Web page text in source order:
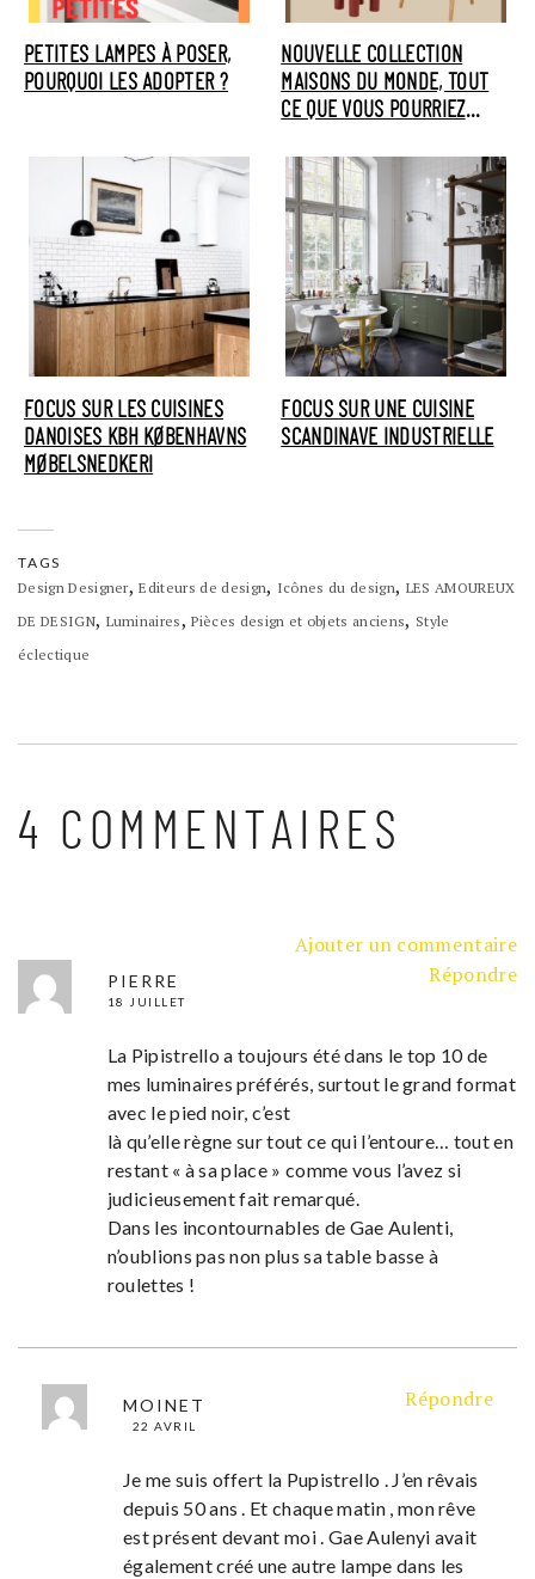
PETITES LAMPES À POSER,
POURQUOI LES ADOPTER ?
NOUVELLE COLLECTION
MAISONS DU MONDE, TOUT
CE QUE VOUS POURRIEZ
FOCUS SUR LES CUISINES
DANOISES KBH KØBENHAVNS
MØBELSNEDKERI
FOCUS SUR UNE CUISINE
SCANDINAVE INDUSTRIELLE
TAGS
Design Designer,Editeurs de design, Icônes du design, LES AMOUREUX
DE DESIGN, Luminaires,Pièces design et objets anciens, Style
éclectique
4 COMMENTAIRES
Ajouter un commentaire
PIERRE
18 JUILLET
Répondre
La Pipistrello a toujours été dans le top 10 de
mes luminaires préférés, surtout le grand format
avec le pied noir, c’est
là qu’elle règne sur tout ce qui l’entoure… tout en
restant « à sa place » comme vous l’avez si
judicieusement fait remarqué.
Dans les incontournables de Gae Aulenti,
n’oublions pas non plus sa table basse à
roulettes !
MOINET
22 AVRIL
Répondre
Je me suis offert la Pupistrello . J’en rêvais
depuis 50 ans . Et chaque matin , mon rêve
est présent devant moi . Gae Aulenyi avait
également créé une autre lampe dans les